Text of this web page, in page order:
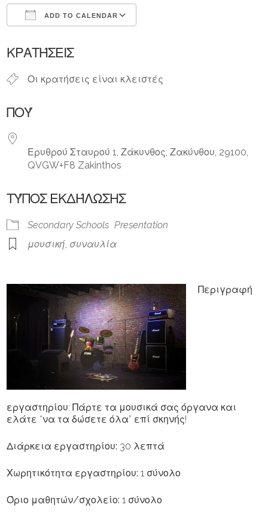
ADD TO CALENDAR
ΚΡΑΤΉΣΕΙΣ
Οι κρατήσεις είναι κλειστές
ΠΟΎ
Ερυθρού Σταυρού 1, Ζάκυνθος, Ζακύνθου, 29100,
QVGW+F8 Zakinthos
ΤΎΠΟΣ ΕΚΔΉΛΩΣΗΣ
Secondary Schools Presentation
μουσική, συναυλία
Περιγραφή
εργαστηρίου: Πάρτε τα μουσικά σας όργανα και
ελάτε “να τα δώσετε όλα” επί σκηνής!
Διάρκεια εργαστηρίου: 30 λεπτά
Χωρητικότητα εργαστηρίου: 1 σύνολο
Όριο μαθητών/σχολείο: 1 σύνολο